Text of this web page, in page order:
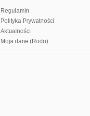
Regulamin
Polityka Prywatności
Aktualności
Moja dane (Rodo)